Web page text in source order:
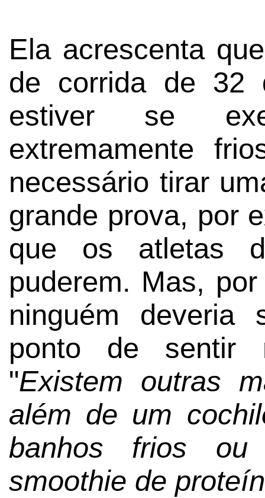
Ela acrescenta
de corrida de 32
estiver se
extremamente
necessário tirar
grande prova, por
que os atletas
puderem. Mas,
ninguém
ponto de sentir
"Existem outras
além de um
banhos frios ou
smoothie de